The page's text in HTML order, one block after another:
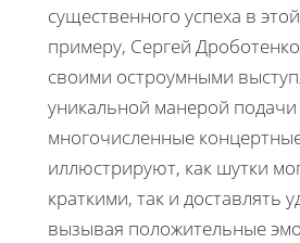
существенного успеха в
примеру, Сергей
своими остроумными
уникальной манерой подачи
многочисленные
иллюстрируют, как шутки
краткими, так и доставлять
вызывая положительные